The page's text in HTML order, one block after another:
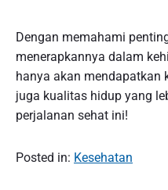
Dengan memahami
menerapkannya dalam
hanya akan mendapatkan
juga kualitas hidup yang
perjalanan sehat ini!
Posted in: Kesehatan